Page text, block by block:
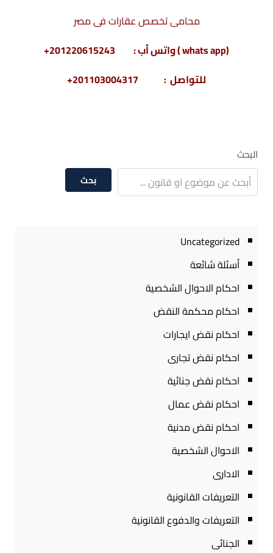
محامى تخصص عقارات فى مصر
(whats app ) واتس أب : 201220615243+
للتواصل : 201103004317+
البحث
بحث
Uncategorized
أسئلة شائعة
احكام الاحوال الشخصية
احكام محكمة النقض
احكام نقض ايجارات
احكام نقض تجارى
احكام نقض جنائية
احكام نقض عمال
احكام نقض مدنية
الاحوال الشخصية
الادارى
التعريفات القانونية
التعريفات والدفوع القانونية
الجنائى